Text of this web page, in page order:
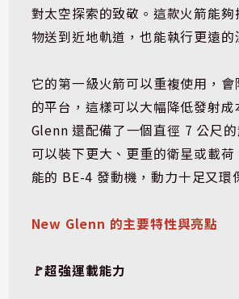
對太空探索的致敬。這款火箭能
物送到近地軌道，也能執行更遠的
它的第一級火箭可以重複使用，會
的平台，這樣可以大幅降低發射
Glenn 還配備了一個直徑 7 公尺的
可以裝下更大、更重的衛星或載
能的 BE-4 發動機，動力十足又環
New Glenn 的主要特性與亮點
🚩超強運載能力